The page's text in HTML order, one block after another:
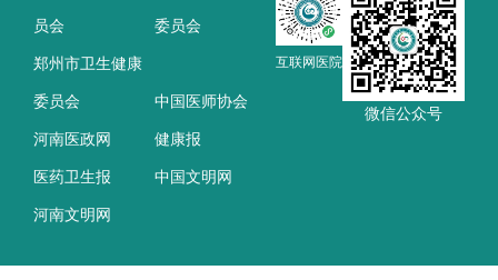
员会
委员会
郑州市卫生健康
委员会
中国医师协会
河南医政网
健康报
医药卫生报
中国文明网
河南文明网
互联网医院
微信公众号